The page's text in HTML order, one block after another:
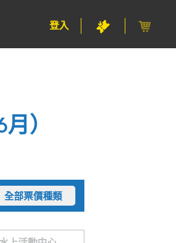
登入
）
全部票價種類